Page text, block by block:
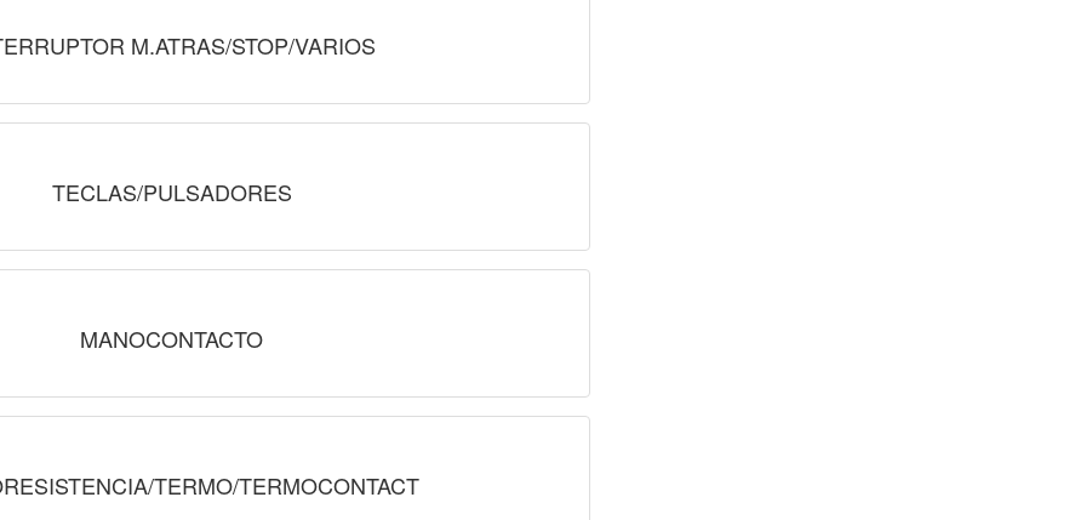
M.ATRAS/STOP/VARIOS
TECLAS/PULSADORES
MANOCONTACTO
TERMO/TERMOCONTACT